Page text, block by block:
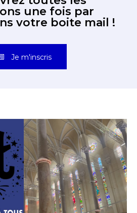
une fois par
votre boite mail !
Je m'inscris